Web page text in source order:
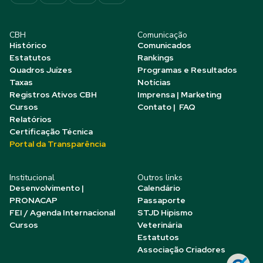
CBH
Histórico
Estatutos
Quadros Juízes
Taxas
Registros Ativos CBH
Cursos
Relatórios
Certificação Técnica
Portal da Transparência
Comunicação
Comunicados
Rankings
Programas e Resultados
Notícias
Imprensa | Marketing
Contato | FAQ
Institucional
Desenvolvimento |
PRONACAP
FEI / Agenda Internacional
Cursos
Outros links
Calendário
Passaporte
STJD Hipismo
Veterinária
Estatutos
Associação Criadores